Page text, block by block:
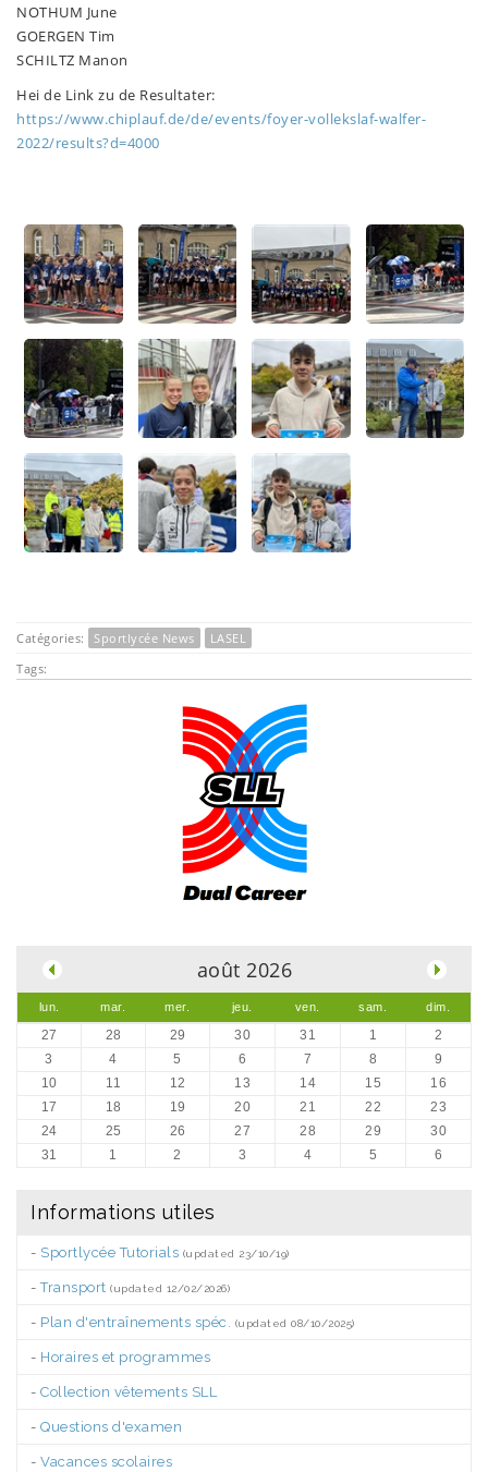
NOTHUM June
GOERGEN Tim
SCHILTZ Manon
Hei de Link zu de Resultater:
https://www.chiplauf.de/de/events/foyer-vollekslaf-walfer-
2022/results?d=4000
Catégories: Sportlycée News
LASEL
Tags:
août 2026
lun. mar. mer. jeu. ven. sam. dim.
27 28 29 30 31 1
2
3
4 5 6 7 8
9
10
11 12 13 14 15
16
17
18 19 20 21 22
23
24
25 26 27 28 29
30
31
1 2 3 4 5 6
Informations utiles
- Sportlycée Tutorials (updated 23/10/19)
-Transport (updated 12/02/2026)
- Plan d'entraînements spéc. (updated 08/10/2025)
- Horaires et programmes
- Collection vêtements SLL
- Questions d'examen
- Vacances scolaires